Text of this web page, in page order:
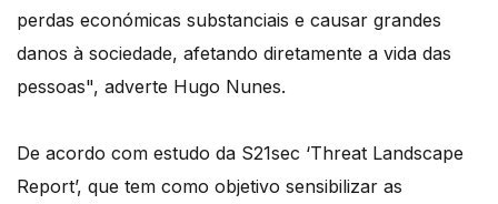
perdas económicas substanciais e causar grandes
danos à sociedade, afetando diretamente a vida das
pessoas", adverte Hugo Nunes.
De acordo com estudo da S21sec ‘Threat Landscape
Report’, que tem como objetivo sensibilizar as